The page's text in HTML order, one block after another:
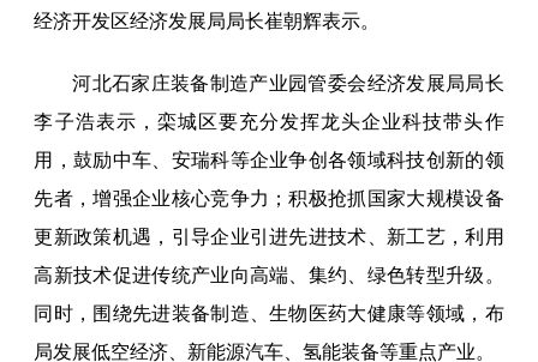
经济开发区经济发展局局长崔朝辉表示。
河北石家庄装备制造产业园管委会经济发展局局长
李子浩表示，栾城区要充分发挥龙头企业科技带头作
用，鼓励中车、安瑞科等企业争创各领域科技创新的领
先者，增强企业核心竞争力；积极抢抓国家大规模设备
更新政策机遇，引导企业引进先进技术、新工艺，利用
高新技术促进传统产业向高端、集约、绿色转型升级。
同时，围绕先进装备制造、生物医药大健康等领域，布
局发展低空经济、新能源汽车、氢能装备等重点产业。